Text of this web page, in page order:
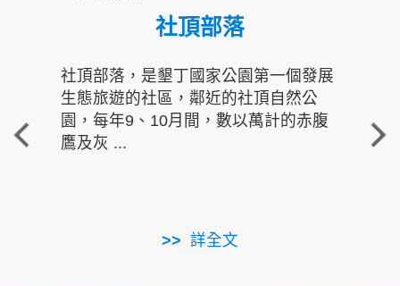
社頂部落
社頂部落，是墾丁國家公園第一個發展
生態旅遊的社區，鄰近的社頂自然公
園，每年9、10月間，數以萬計的赤腹
鷹及灰 ...
詳全文
重
走進